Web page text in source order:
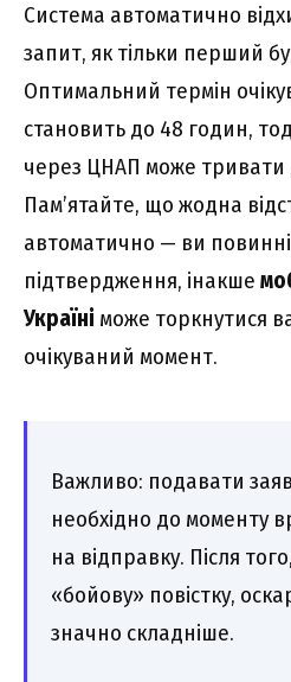
Система автоматично
запит, як тільки перший
Оптимальний термін
становить до 48 годин,
через ЦНАП може тривати
Пам’ятайте, що жодна
автоматично — ви
підтвердження, інакше
Україні може торкнутися
очікуваний момент.
Важливо: подавати
необхідно до моменту
на відправку. Після
«бойову» повістку,
значно складніше.